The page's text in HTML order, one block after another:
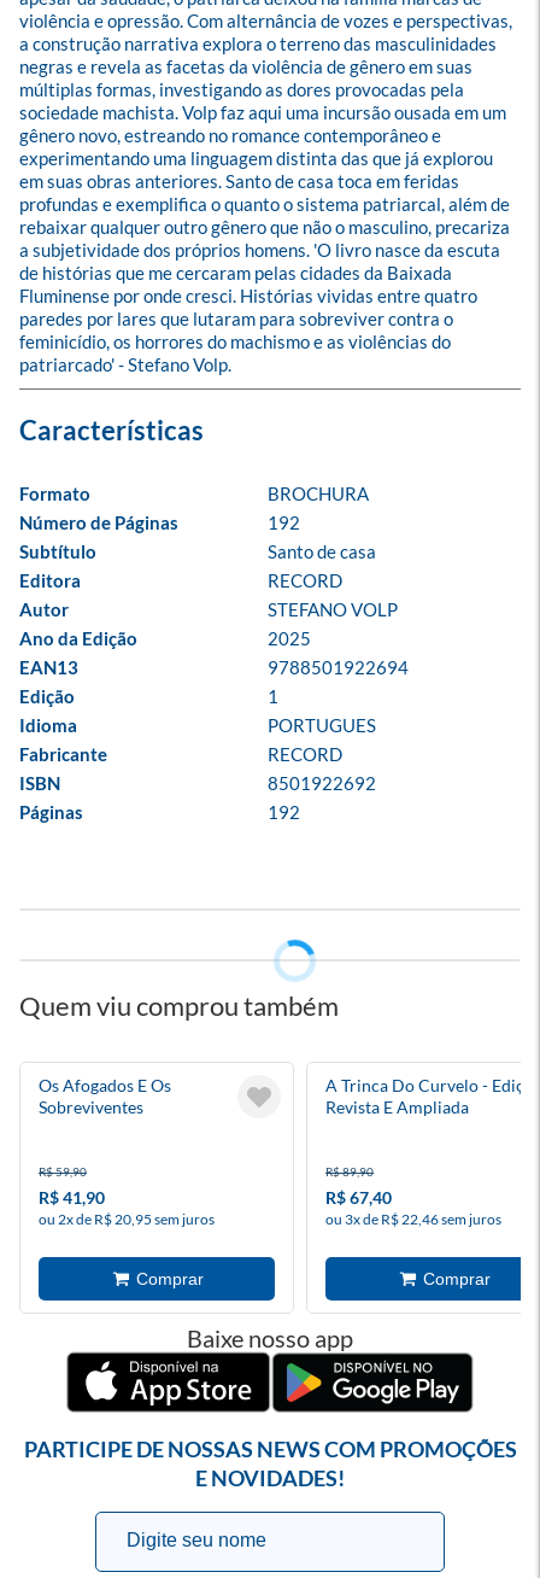
violência e opressão. Com alternância de vozes e perspectivas,
a construção narrativa explora o terreno das masculinidades
negras e revela as facetas da violência de gênero em suas
múltiplas formas, investigando as dores provocadas pela
sociedade machista. Volp faz aqui uma incursão ousada em um
gênero novo, estreando no romance contemporâneo e
experimentando uma linguagem distinta das que já explorou
em suas obras anteriores. Santo de casa toca em feridas
profundas e exemplifica o quanto o sistema patriarcal, além de
rebaixar qualquer outro gênero que não o masculino, precariza
a subjetividade dos próprios homens. 'O livro nasce da escuta
de histórias que me cercaram pelas cidades da Baixada
Fluminense por onde cresci. Histórias vividas entre quatro
paredes por lares que lutaram para sobreviver contra o
feminicídio, os horrores do machismo e as violências do
patriarcado' - Stefano Volp.
Formato
BROCHURA
Número de Páginas
192
Subtítulo
Santo de casa
Editora
RECORD
Autor
STEFANO VOLP
Ano da Edição
2025
EAN13
9788501922694
Edição
1
Idioma
PORTUGUES
Fabricante
RECORD
ISBN
8501922692
Páginas
192
Quem viu comprou também
Os Afogados E Os
Sobreviventes
R$ 59,90
R$ 41,90
ou 2x de R$ 20,95 sem juros
A Trinca Do Curvelo -
Revista E Ampliada
R$ 89,90
R$ 67,40
ou 3x de R$ 22,46 sem juros
Baixe nosso app
PARTICIPE DE NOSSAS NEWS COM PROMOÇÕES
E NOVIDADES!